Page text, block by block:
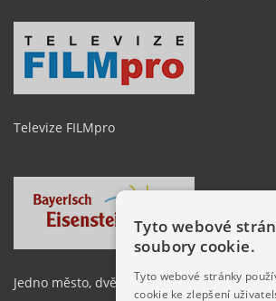
Televize FILMpro
Jedno město, dvě země
Tyto webové
soubory cookie.
Tyto webové stránky
cookie ke zlepšení